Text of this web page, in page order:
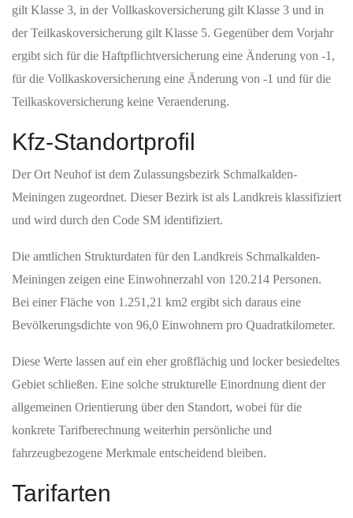
gilt Klasse 3, in der Vollkaskoversicherung gilt Klasse 3 und in
der Teilkaskoversicherung gilt Klasse 5. Gegenüber dem Vorjahr
ergibt sich für die Haftpflichtversicherung eine Änderung von -1,
für die Vollkaskoversicherung eine Änderung von -1 und für die
Teilkaskoversicherung keine Veraenderung.
Kfz-Standortprofil
Der Ort Neuhof ist dem Zulassungsbezirk Schmalkalden-
Meiningen zugeordnet. Dieser Bezirk ist als Landkreis klassifiziert
und wird durch den Code SM identifiziert.
Die amtlichen Strukturdaten für den Landkreis Schmalkalden-
Meiningen zeigen eine Einwohnerzahl von 120.214 Personen.
Bei einer Fläche von 1.251,21 km2 ergibt sich daraus eine
Bevölkerungsdichte von 96,0 Einwohnern pro Quadratkilometer.
Diese Werte lassen auf ein eher großflächig und locker besiedeltes
Gebiet schließen. Eine solche strukturelle Einordnung dient der
allgemeinen Orientierung über den Standort, wobei für die
konkrete Tarifberechnung weiterhin persönliche und
fahrzeugbezogene Merkmale entscheidend bleiben.
Tarifarten